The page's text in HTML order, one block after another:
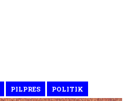
PILPRES POLITIK